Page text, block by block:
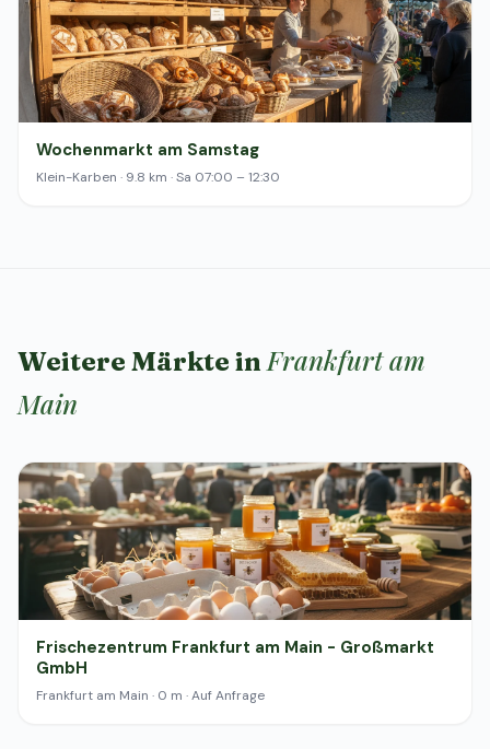
Wochenmarkt am Samstag
Klein-Karben · 9.8 km · Sa 07:00 – 12:30
Weitere Märkte inFrankfurt am
Main
Frischezentrum Frankfurt am Main - Großmarkt
GmbH
Frankfurt am Main · 0 m · Auf Anfrage